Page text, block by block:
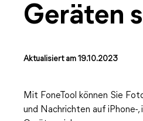
Geräten
Aktualisiert am 19.10.2023
Mit FoneTool können Sie
und Nachrichten auf iPhone-,